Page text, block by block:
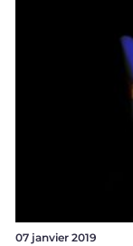
07 janvier 2019